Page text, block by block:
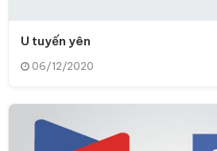
U tuyến yên
06/12/2020